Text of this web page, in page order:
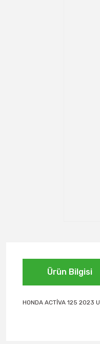
Ürün Bilgisi
HONDA ACTİVA 125 2023